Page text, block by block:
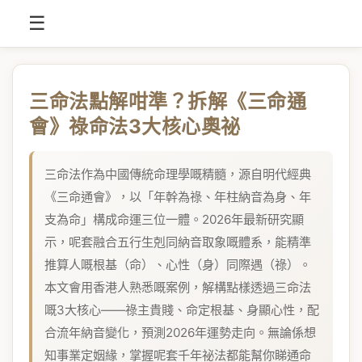
☰
三命法點解咁準？拆解《三命通
會》祿命法3大核心奧祕
三命法作為中國傳統命理學嘅精髓，源自明代經典
《三命通會》，以「年幹為祿、年柱納音為身、年
支為命」構成命運三位一體。2026年最新研究顯
示，呢套融合五行生剋同納音取象嘅體系，能精準
推算人嘅根基（命）、心性（身）同際遇（祿）。
本文會用香港人熟悉嘅案例，解構點樣透過三命法
嘅3大核心——祿主貴賤、命定根基、身顯心性，配
合流年納音變化，預測2026年運勢走向。無論係想
知事業定姻緣，掌握呢套千年祕法都能幫你睇通命